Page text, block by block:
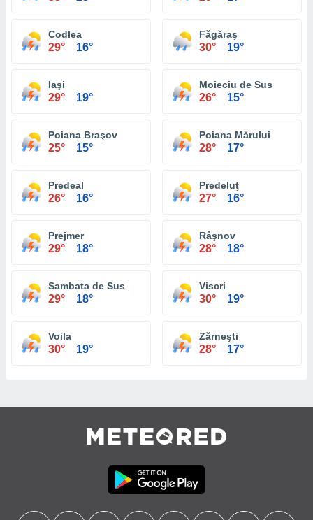
Codlea
29° 16°
Făgăraş
30° 19°
Iaşi
29° 19°
Moieciu de Sus
26° 15°
Poiana Braşov
25° 15°
Poiana Mărului
28° 17°
Predeal
26° 16°
Predeluţ
27° 16°
Prejmer
29° 18°
Râşnov
28° 18°
Sambata de Sus
29° 18°
Viscri
30° 19°
Voila
30° 19°
Zărneşti
28° 17°